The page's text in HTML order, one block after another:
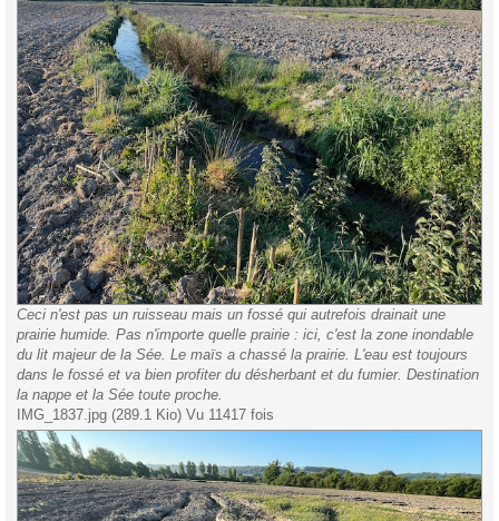
Ceci n'est pas un ruisseau mais un fossé qui autrefois drainait une
prairie humide. Pas n'importe quelle prairie : ici, c'est la zone inondable
du lit majeur de la Sée. Le maïs a chassé la prairie. L'eau est toujours
dans le fossé et va bien profiter du désherbant et du fumier. Destination
la nappe et la Sée toute proche.
IMG_1837.jpg (289.1 Kio) Vu 11417 fois